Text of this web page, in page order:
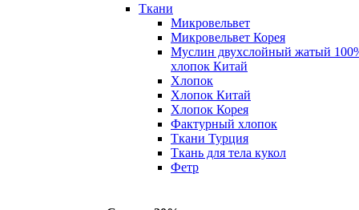
Ткани
Микровельвет
Микровельвет Корея
Муслин двухслойный жатый
хлопок Китай
Хлопок
Хлопок Китай
Хлопок Корея
Фактурный хлопок
Ткани Турция
Ткань для тела кукол
Фетр